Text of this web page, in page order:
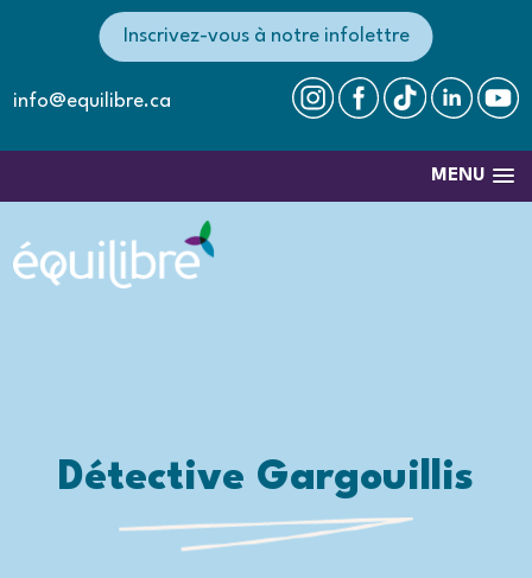
info@equilibre.ca
Inscrivez-vous à notre infolettre
MENU
Détective Gargouillis